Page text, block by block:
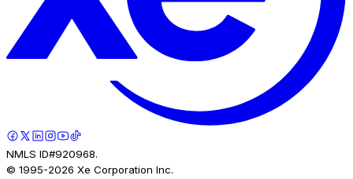
NMLS ID#920968.
© 1995-2026 Xe Corporation Inc.